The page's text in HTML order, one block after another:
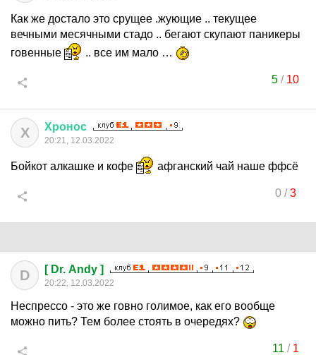
Как же достало это срущее .жующие .. текущее
вечными месячными стадо .. бегают скупают паникеры
говенные
.. все им мало …
5 / 10
Х Хронос
20:21, 12.03.2022
Бойкот алкашке и кофе афганский чай наше ффсё
0/3
D [ Dr. Andy ]
20:22, 12.03.2022
Неспрессо - это же говно голимое, как его вообще
можно пить? Тем более стоять в очередях?
11 / 1